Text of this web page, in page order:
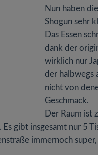
Nun haben
Shogun sehr
Das Essen
dank der
wirklich nur
der halbwegs
nicht von
Geschmack.
Der Raum ist
gibt insgesamt nur 5
immernoch